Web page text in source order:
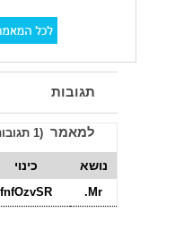
תגובות
למאמר (
1
נושא כינוי
Mr.
fnfOzvSR